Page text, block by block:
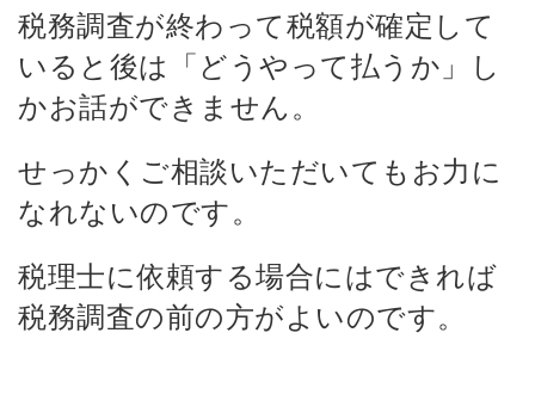
税務調査が終わって税額が確定して
いると後は「どうやって払うか」し
かお話ができません。
せっかくご相談いただいてもお力に
なれないのです。
税理士に依頼する場合にはできれば
税務調査の前の方がよいのです。